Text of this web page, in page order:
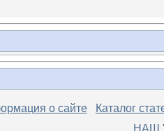
о сайте
Каталог
НАШ